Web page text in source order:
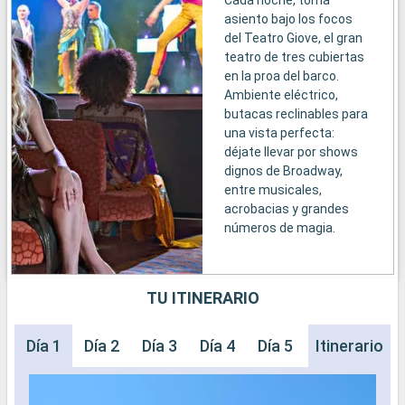
asiento bajo los focos
del Teatro Giove, el gran
teatro de tres cubiertas
en la proa del barco.
Ambiente eléctrico,
butacas reclinables para
una vista perfecta:
déjate llevar por shows
dignos de Broadway,
entre musicales,
acrobacias y grandes
números de magia.
TU ITINERARIO
Día 1 Día 2 Día 3 Día 4 Día 5 Día 6 Día
Itinerario